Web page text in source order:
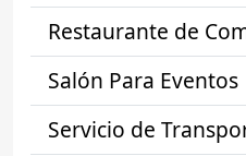
Restaurante de
Salón Para Eventos
Servicio de